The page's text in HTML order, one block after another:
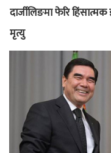
दार्जीलिङमा फेरि
मृत्यु